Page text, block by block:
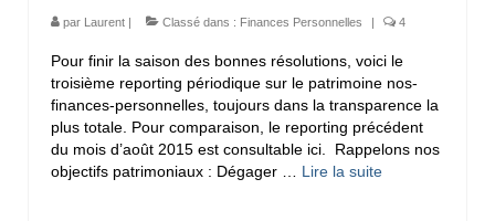
par Laurent | Classé dans : Finances Personnelles | 4
Pour finir la saison des bonnes résolutions, voici le
troisième reporting périodique sur le patrimoine nos-
finances-personnelles, toujours dans la transparence la
plus totale. Pour comparaison, le reporting précédent
du mois d’août 2015 est consultable ici. Rappelons nos
objectifs patrimoniaux : Dégager … Lire la suite­­